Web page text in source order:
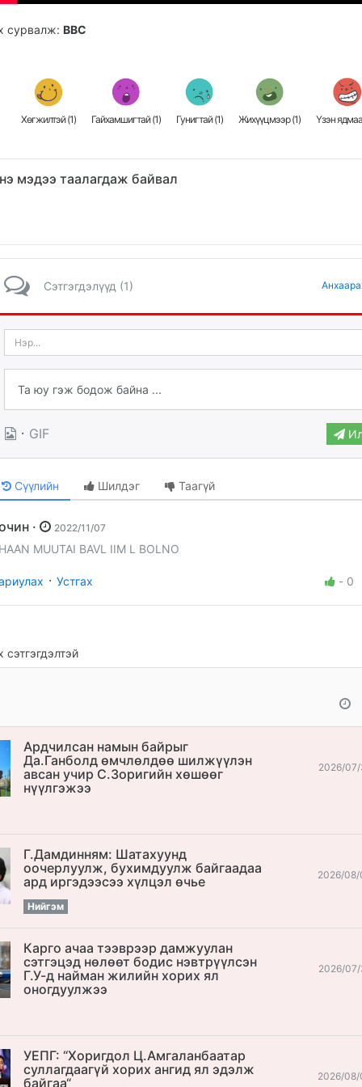
сурвалж: BBC
Хөгжилтэй (1) Гайхамшигтай (1) Гунигтай (1) Жихүүцмээр (1) Үзэн
мэдээ таалагдаж байвал
Сэтгэгдэлүүд (1)
· GIF
Сүүлийн Шилдэг Таагүй
Зочин · 2022/11/07
MUUTAI BAVL IIM L BOLNO
· Устгах - 0
Ардчилсан намын байрыг
Да.Ганболд өмчлөлдөө шилжүүлэн
авсан учир С.Зоригийн хөшөөг
нүүлгэжээ
2026/07/
Г.Дамдинням: Шатахуунд
оочерлуулж, бухимдуулж байгаадаа
ард иргэдээсээ хүлцэл өчье
Нийгэм
2026/08/
Карго ачаа тээврээр дамжуулан
сэтгэцэд нөлөөт бодис нэвтрүүлсэн
Г.У-д найман жилийн хорих ял
оногдуулжээ
2026/07/
УЕПГ: “Хоригдол Ц.Амгаланбаатар
cуллагдаагүй хорих ангид ял эдэлж
байгаа“
2026/08/